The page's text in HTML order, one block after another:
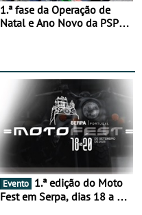
1.ª fase da Operação de
Natal e Ano Novo da PSP e
Evento
Fest em Serpa, dias 18 a 20